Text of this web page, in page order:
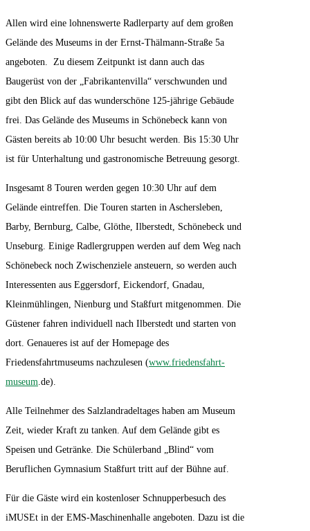
Allen wird eine lohnenswerte Radlerparty auf dem großen
Gelände des Museums in der Ernst-Thälmann-Straße 5a
angeboten. Zu diesem Zeitpunkt ist dann auch das
Baugerüst von der „Fabrikantenvilla“ verschwunden und
gibt den Blick auf das wunderschöne 125-jährige Gebäude
frei. Das Gelände des Museums in Schönebeck kann von
Gästen bereits ab 10:00 Uhr besucht werden. Bis 15:30 Uhr
ist für Unterhaltung und gastronomische Betreuung gesorgt.
Insgesamt 8 Touren werden gegen 10:30 Uhr auf dem
Gelände eintreffen. Die Touren starten in Aschersleben,
Barby, Bernburg, Calbe, Glöthe, Ilberstedt, Schönebeck und
Unseburg. Einige Radlergruppen werden auf dem Weg nach
Schönebeck noch Zwischenziele ansteuern, so werden auch
Interessenten aus Eggersdorf, Eickendorf, Gnadau,
Kleinmühlingen, Nienburg und Staßfurt mitgenommen. Die
Güstener fahren individuell nach Ilberstedt und starten von
dort. Genaueres ist auf der Homepage des
Friedensfahrtmuseums nachzulesen (www.friedensfahrt-
museum .de).
Alle Teilnehmer des Salzlandradeltages haben am Museum
Zeit, wieder Kraft zu tanken. Auf dem Gelände gibt es
Speisen und Getränke. Die Schülerband „Blind“ vom
Beruflichen Gymnasium Staßfurt tritt auf der Bühne auf.
Für die Gäste wird ein kostenloser Schnupperbesuch des
iMUSEt in der EMS-Maschinenhalle angeboten. Dazu ist die